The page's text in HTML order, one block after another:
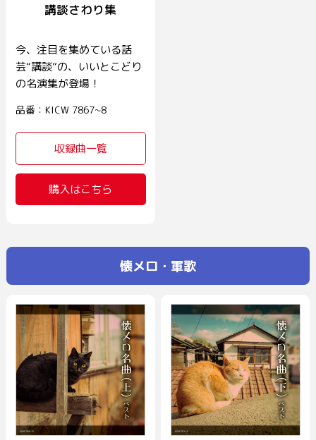
講談さわり集
今、注目を集めている話
芸“講談”の、いいとこどり
の名演集が登場！
品番：KICW 7867~8
収録曲一覧
購入はこちら
懐メロ・軍歌